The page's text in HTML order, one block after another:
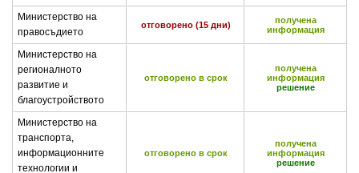
Министерство на
правосъдието
отговорено (15 дни)
получена
информация
Министерство на
регионалното
развитие и
благоустройството
отговорено в срок
получена
информация
решение
Министерство на
транспорта,
информационните
технологии и
отговорено в срок
получена
информация
решение